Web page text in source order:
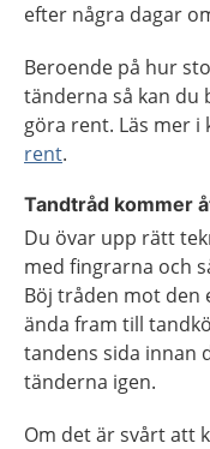
efter några dagar
Beroende på hur
tänderna så kan du
göra rent. Läs mer i
rent.
Tandtråd kommer
Du övar upp rätt
med fingrarna och
Böj tråden mot den
ända fram till
tandens sida innan
tänderna igen.
Om det är svårt att